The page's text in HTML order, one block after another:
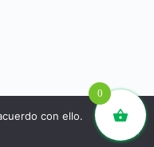
0
con ello.